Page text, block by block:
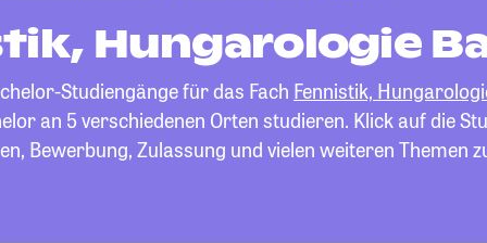
Hungarologie
Studiengänge für das Fach Fennistik,
an 5 verschiedenen Orten studieren. Klick auf die
Bewerbung, Zulassung und vielen weiteren Themen